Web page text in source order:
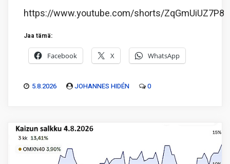
https://www.youtube.com/shorts/ZqGmUiUZ7P8
Jaa tämä:
Facebook X WhatsApp
5.8.2026 JOHANNES HIDÉN 0